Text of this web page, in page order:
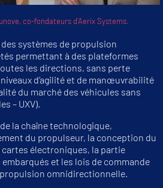
co-fondateurs d’Aerix Systems.
systèmes de propulsion
permettant à des plateformes
les directions, sans perte
d’agilité et de manœuvrabilité
du marché des véhicules sans
– UXV).
la chaîne technologique,
du propulseur, la conception du
cartes électroniques, la partie
et les lois de commande
omnidirectionnelle.